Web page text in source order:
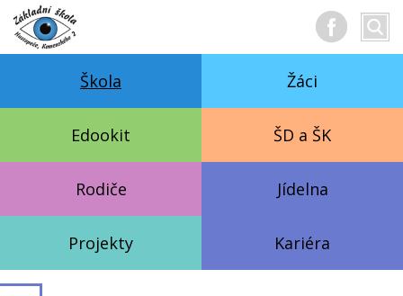
text
Škola Žáci
Edookit ŠD a ŠK
Rodiče Jídelna
Projekty Kariéra